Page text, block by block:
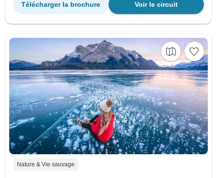
Voir le circuit
Télécharger la brochure
Nature & Vie sauvage